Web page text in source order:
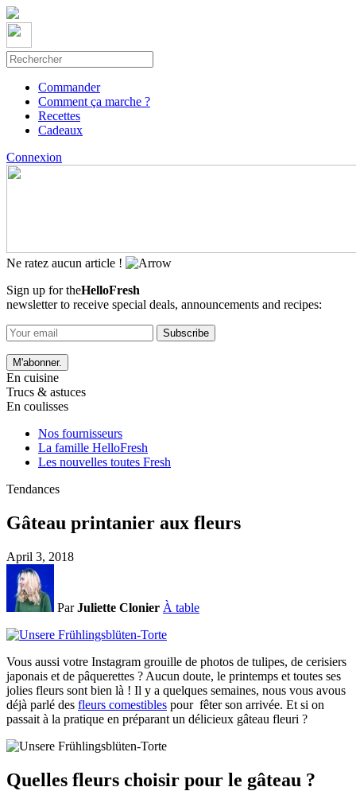
Commander
Comment ça marche ?
Recettes
Cadeaux
Connexion
Ne ratez aucun article !
Sign up for theHelloFresh
newsletter to receive special deals, announcements and recipes:
M'abonner.
En cuisine
Trucs & astuces
En coulisses
Nos fournisseurs
La famille HelloFresh
Les nouvelles toutes Fresh
Tendances
Gâteau printanier aux fleurs
April 3, 2018
ParJuliette Clonier À table
Vous aussi votre Instagram grouille de photos de tulipes, de cerisiers
japonais et de pâquerettes ? Aucun doute, le printemps et toutes ses
jolies fleurs sont bien là ! Il y a quelques semaines, nous vous avous
déjà parlé des fleurs comestibles pour fêter son arrivée. Et si on
passait à la pratique en préparant un délicieux gâteau fleuri ?
Quelles fleurs choisir pour le gâteau ?